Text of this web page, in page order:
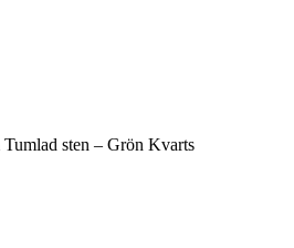
sten – Grön Kvarts